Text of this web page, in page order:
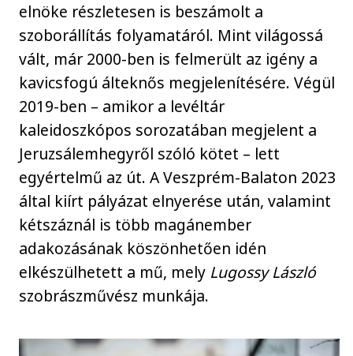
elnöke részletesen is beszámolt a
szoborállítás folyamatáról. Mint világossá
vált, már 2000-ben is felmerült az igény a
kavicsfogú álteknős megjelenítésére. Végül
2019-ben – amikor a levéltár
kaleidoszkópos sorozatában megjelent a
Jeruzsálemhegyről szóló kötet – lett
egyértelmű az út. A Veszprém-Balaton 2023
által kiírt pályázat elnyerése után, valamint
kétszáznál is több magánember
adakozásának köszönhetően idén
elkészülhetett a mű, mely Lugossy László
szobrászművész munkája.